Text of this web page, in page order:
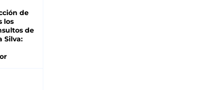
de
los
de
Silva: